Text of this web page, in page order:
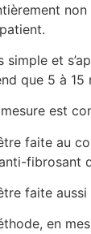
simple et
que 5 à 15
est
faite au
fibrosant
faite
en